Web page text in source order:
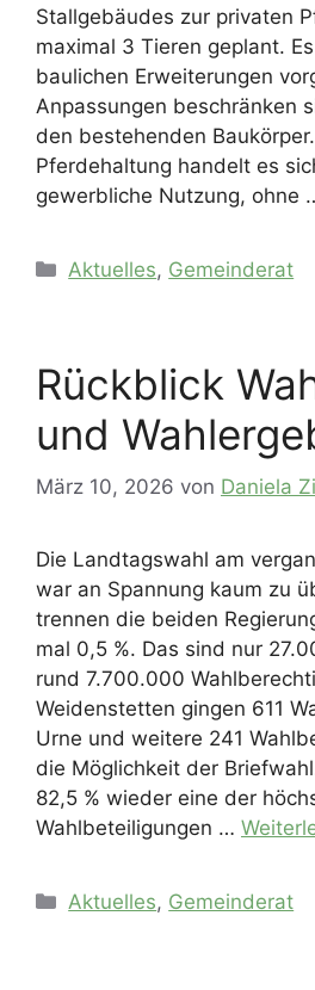
Stallgebäudes zur privaten
maximal 3 Tieren geplant.
baulichen Erweiterungen
Anpassungen beschränken
den bestehenden
Pferdehaltung handelt es
gewerbliche Nutzung, ohne
Kategorien
Aktuelles, Gemeinderat
Rückblick
und
März 10, 2026 von Daniela
Die Landtagswahl am
war an Spannung kaum zu
trennen die beiden
mal 0,5 %. Das sind nur
rund 7.700.000
Weidenstetten gingen 611
Urne und weitere 241
die Möglichkeit der
82,5 % wieder eine der
Wahlbeteiligungen …
Kategorien
Aktuelles, Gemeinderat